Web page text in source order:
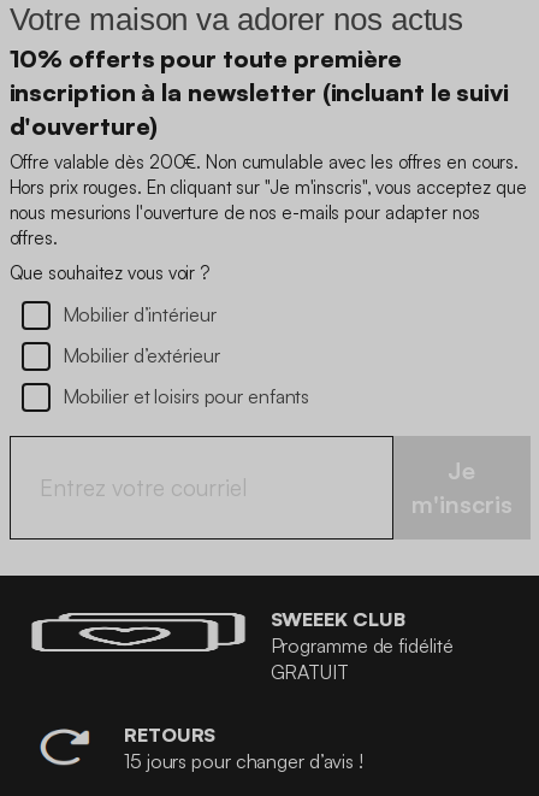
Votre maison va adorer nos actus
10% offerts pour toute première
inscription à la newsletter (incluant le suivi
d'ouverture)
Offre valable dès 200€. Non cumulable avec les offres en cours.
Hors prix rouges. En cliquant sur "Je m'inscris", vous acceptez que
nous mesurions l'ouverture de nos e-mails pour adapter nos
offres.
Que souhaitez vous voir ?
Mobilier d’intérieur
Mobilier d’extérieur
Mobilier et loisirs pour enfants
Je
m'inscris
SWEEEK CLUB
Programme de fidélité
GRATUIT
RETOURS
15 jours pour changer d’avis !